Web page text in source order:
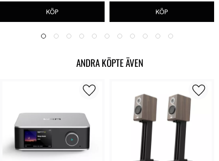
ANDRA KÖPTE ÄVEN